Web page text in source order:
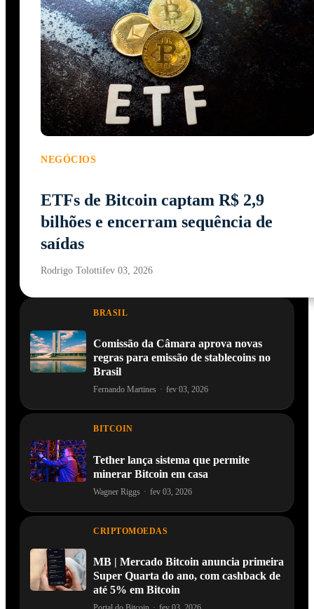
NEGÓCIOS
ETFs de Bitcoin captam R$ 2,9
bilhões e encerram sequência de
saídas
Rodrigo Tolottifev 03, 2026
BRASIL
Comissão da Câmara aprova novas
regras para emissão de stablecoins no
Brasil
Fernando Martines · fev 03, 2026
BITCOIN
Tether lança sistema que permite
minerar Bitcoin em casa
Wagner Riggs · fev 03, 2026
CRIPTOMOEDAS
MB | Mercado Bitcoin anuncia primeira
Super Quarta do ano, com cashback de
até 5% em Bitcoin